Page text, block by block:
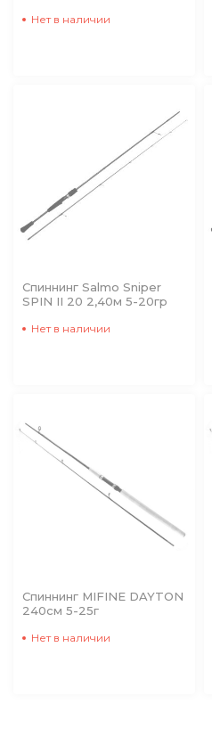
Нет в наличии
Спиннинг Salmo Sniper
SPIN II 20 2,40м 5-20гр
Нет в наличии
Спиннинг MIFINE DAYTON
240см 5-25г
Нет в наличии